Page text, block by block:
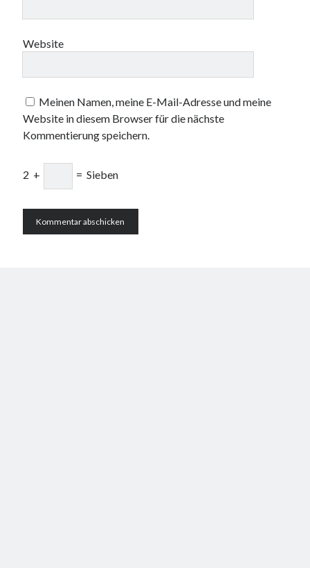
Website
Meinen Namen, meine E-Mail-Adresse und meine
Website in diesem Browser für die nächste
Kommentierung speichern.
2 + = Sieben